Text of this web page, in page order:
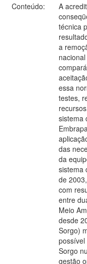
Conteúdo:
A
técnica
a
essa
testes,
sistema
das
da
sistema
de
com
entre
Meio
desde
Sorgo)
Sorgo
gestão